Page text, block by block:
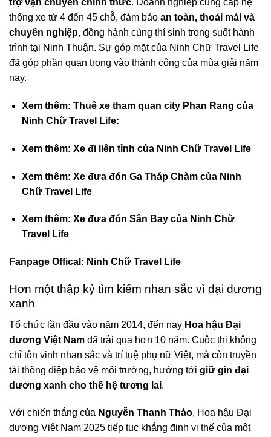
trợ vận chuyển chính thức. Doanh nghiệp cung cấp hệ
thống xe từ 4 đến 45 chỗ, đảm bảo an toàn, thoải mái và
chuyên nghiệp, đồng hành cùng thí sinh trong suốt hành
trình tại Ninh Thuận. Sự góp mặt của Ninh Chữ Travel Life
đã góp phần quan trọng vào thành công của mùa giải năm
nay.
Xem thêm: Thuê xe tham quan city Phan Rang của
Ninh Chữ Travel Life:
Xem thêm: Xe đi liên tỉnh của Ninh Chữ Travel Life
Xem thêm: Xe đưa đón Ga Tháp Chàm của Ninh
Chữ Travel Life
Xem thêm: Xe đưa đón Sân Bay của Ninh Chữ
Travel Life
Fanpage Offical: Ninh Chữ Travel Life
Hơn một thập kỷ tìm kiếm nhan sắc vì đại dương
xanh
Tổ chức lần đầu vào năm 2014, đến nay Hoa hậu Đại
dương Việt Nam đã trải qua hơn 10 năm. Cuộc thi không
chỉ tôn vinh nhan sắc và trí tuệ phụ nữ Việt, mà còn truyền
tải thông điệp bảo vệ môi trường, hướng tới giữ gìn đại
dương xanh cho thế hệ tương lai.
Với chiến thắng của Nguyễn Thanh Thảo, Hoa hậu Đại
dương Việt Nam 2025 tiếp tục khẳng định vị thế của một